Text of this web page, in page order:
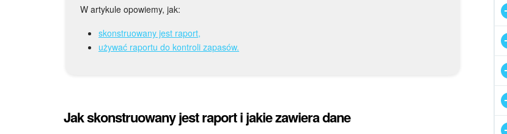
W artykule opowiemy, jak:
skonstruowany jest raport,
używać raportu do kontroli zapasów.
Jak skonstruowany jest raport i jakie zawiera dane